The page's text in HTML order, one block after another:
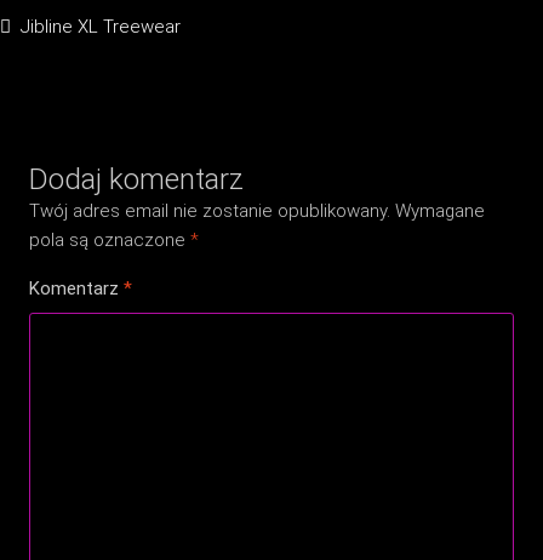
Nawigacja
Poprzedni
Jibline XL Treewear
Dodaj komentarz
Twój adres email nie zostanie opublikowany. Wymagane
pola są oznaczone*
Komentarz*